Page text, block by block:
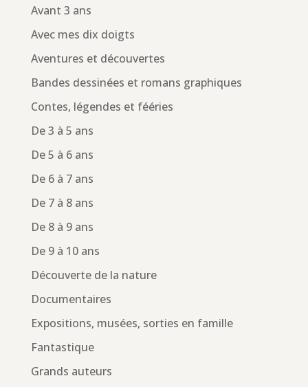
Avant 3 ans
Avec mes dix doigts
Aventures et découvertes
Bandes dessinées et romans graphiques
Contes, légendes et fééries
De 3 à 5 ans
De 5 à 6 ans
De 6 à 7 ans
De 7 à 8 ans
De 8 à 9 ans
De 9 à 10 ans
Découverte de la nature
Documentaires
Expositions, musées, sorties en famille
Fantastique
Grands auteurs